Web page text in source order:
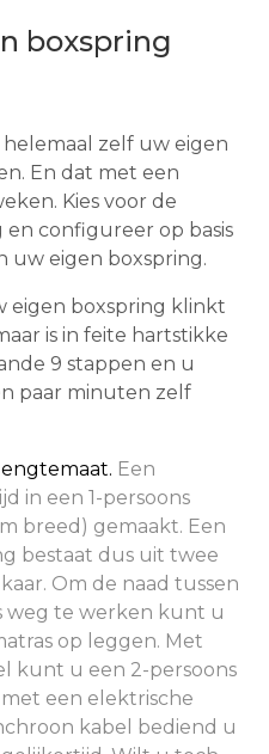
boxspring
zelf uw eigen
En dat met een
Kies voor de
en configureer op basis
uw eigen boxspring.
eigen boxspring klinkt
is in feite hartstikke
9 stappen en u
paar minuten zelf
Een
in een 1-persoons
breed) gemaakt. Een
bestaat dus uit twee
Om de naad tussen
weg te werken kunt u
op leggen. Met
kunt u een 2-persoons
een elektrische
kabel bediend u